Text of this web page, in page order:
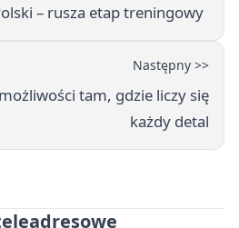
– rusza etap treningowy
Następny >>
tam, gdzie liczy się
każdy detal